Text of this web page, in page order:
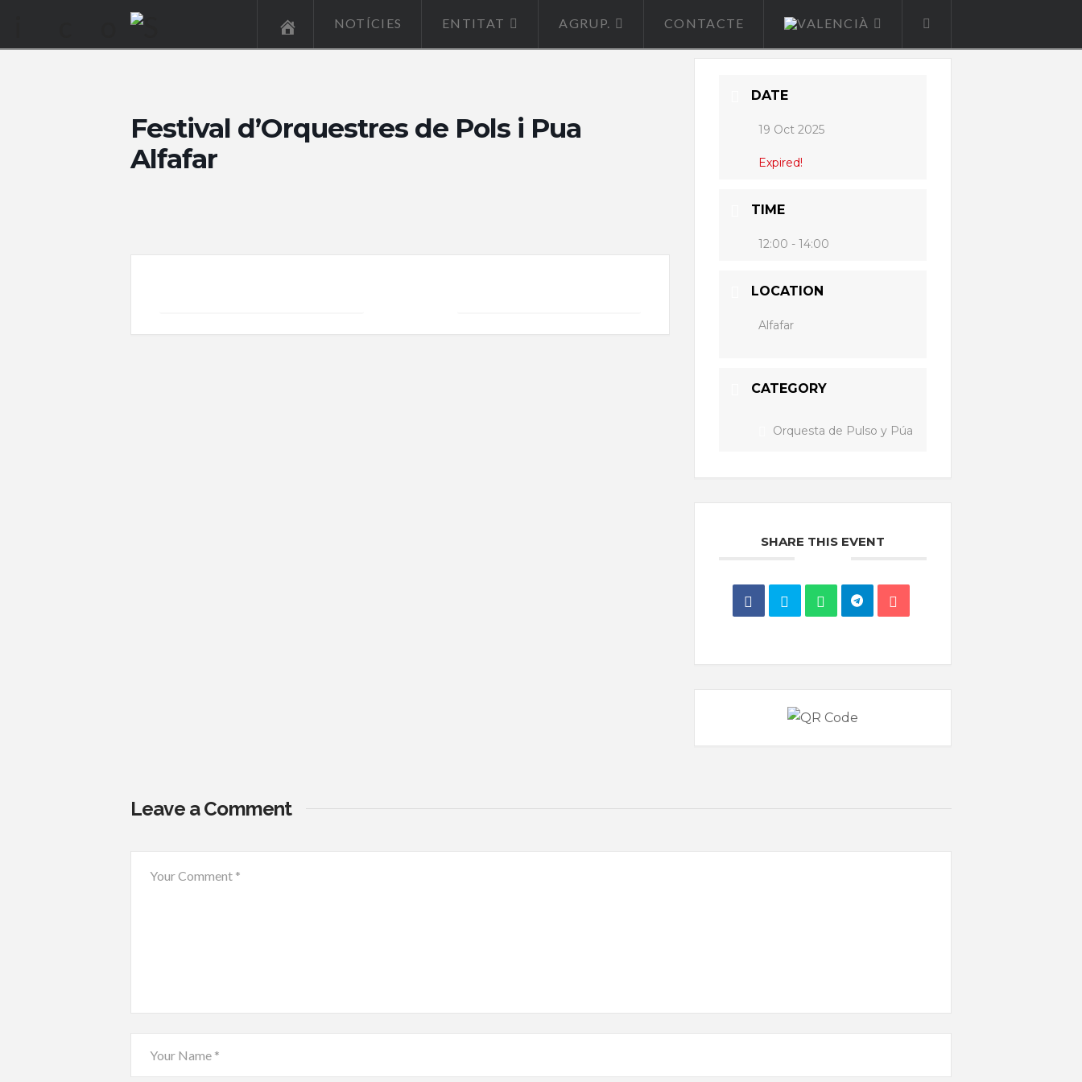
NOTÍCIES ENTITAT AGRUP. CONTACTE
Festival d’Orquestres de Pols i Pua
Alfafar
DATE
19 Oct 2025
Expired!
TIME
12:00 - 14:00
LOCATION
Alfafar
CATEGORY
Orquesta de Pulso y Púa
SHARE THIS EVENT
Leave a Comment